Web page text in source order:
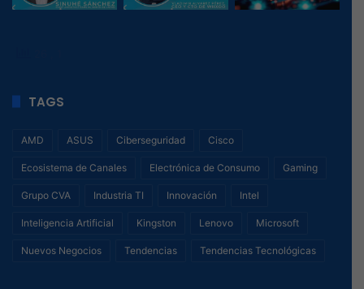
TAGS
AMD ASUS Ciberseguridad Cisco
Ecosistema de Canales Electrónica de Consumo Gaming
Grupo CVA Industria TI Innovación Intel
Inteligencia Artificial Kingston Lenovo Microsoft
Nuevos Negocios Tendencias Tendencias Tecnológicas